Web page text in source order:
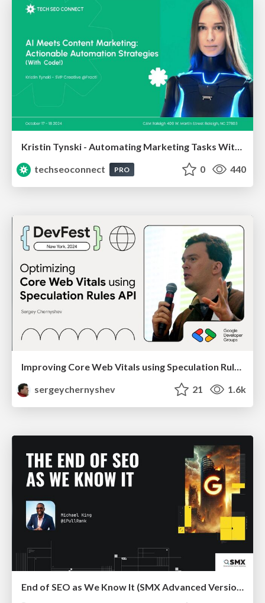
techseoconnect
PRO 0 440
Improving Core Web Vitals using Speculation Rules API
sergeychernyshev
21 1.6k
End of SEO as We Know It (SMX Advanced Version)